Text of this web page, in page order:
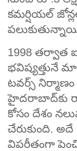
కమర్షియల్
1998 తర్వాత
భవిష్యత్తునే
టవర్స్
హైదరాబాద్‌కు
కోసం దేశం
చేరుకుంది.
విపరీతంగా